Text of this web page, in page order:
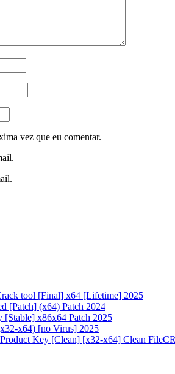
vez que eu comentar.
tool [Final] x64 [Lifetime] 2025
[Patch] (x64) Patch 2024
x86x64 Patch 2025
x64) [no Virus] 2025
Key [Clean] [x32-x64] Clean FileCR